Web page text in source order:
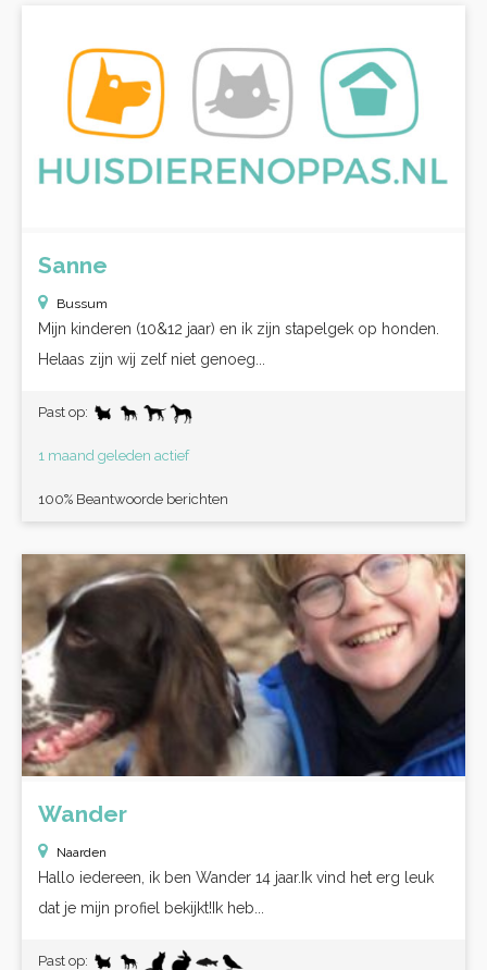
Sanne
Bussum
Mijn kinderen (10&12 jaar) en ik zijn stapelgek op honden.
Helaas zijn wij zelf niet genoeg...
Past op:
1 maand geleden actief
100% Beantwoorde berichten
Wander
Naarden
Hallo iedereen, ik ben Wander 14 jaar.Ik vind het erg leuk
dat je mijn profiel bekijkt!Ik heb...
Past op: